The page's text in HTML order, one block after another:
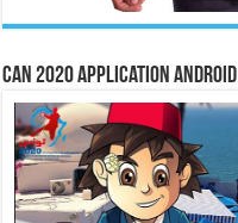
CAN 2020 Application Android